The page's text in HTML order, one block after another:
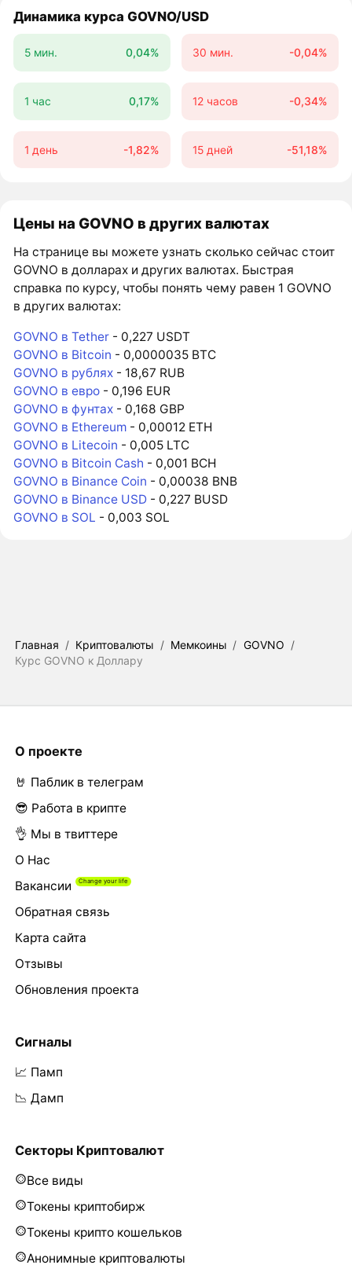
Динамика курса GOVNO/USD
5 мин. 0,04% 30 мин. -0,04%
1 час 0,17% 12 часов -0,34%
1 день -1,82% 15 дней -51,18%
Цены на GOVNO в других валютах
На странице вы можете узнать сколько сейчас стоит
GOVNO в долларах и других валютах. Быстрая
справка по курсу, чтобы понять чему равен 1 GOVNO
в других валютах:
GOVNO в Tether - 0,227 USDT
GOVNO в Bitcoin - 0,0000035 BTC
GOVNO в рублях - 18,67 RUB
GOVNO в евро - 0,196 EUR
GOVNO в фунтах - 0,168 GBP
GOVNO в Ethereum - 0,00012 ETH
GOVNO в Litecoin - 0,005 LTC
GOVNO в Bitcoin Cash - 0,001 BCH
GOVNO в Binance Coin - 0,00038 BNB
GOVNO в Binance USD - 0,227 BUSD
GOVNO в SOL - 0,003 SOL
Главная / Криптовалюты / Мемкоины / GOVNO /
Курс GOVNO к Доллару
О проекте
🤘 Паблик в телеграм
😎 Работа в крипте
👌 Мы в твиттере
О Нас
Вакансии
Обратная связь
Карта сайта
Отзывы
Обновления проекта
Сигналы
📈 Памп
📉 Дамп
Секторы Криптовалют
Все виды
Токены криптобирж
Токены крипто кошельков
Анонимные криптовалюты